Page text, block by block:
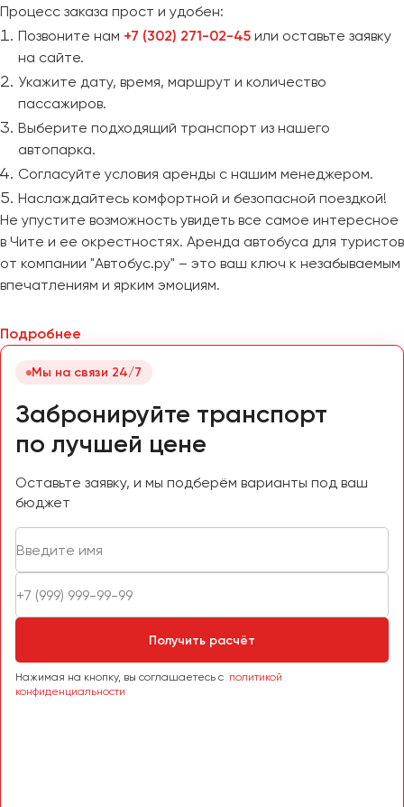
Процесс заказа прост и удобен:
Позвоните нам +7 (302) 271-02-45 или оставьте заявку
на сайте.
Укажите дату, время, маршрут и количество
пассажиров.
Выберите подходящий транспорт из нашего
автопарка.
Согласуйте условия аренды с нашим менеджером.
Наслаждайтесь комфортной и безопасной поездкой!
Не упустите возможность увидеть все самое интересное
в Чите и ее окрестностях. Аренда автобуса для туристов
от компании "Автобус.ру" – это ваш ключ к незабываемым
впечатлениям и ярким эмоциям.
Подробнее
Мы на связи 24/7
Забронируйте транспорт
по лучшей цене
Оставьте заявку, и мы подберём варианты под ваш
бюджет
Получить расчёт
Нажимая на кнопку, вы соглашаетесь с политикой
конфиденциальности